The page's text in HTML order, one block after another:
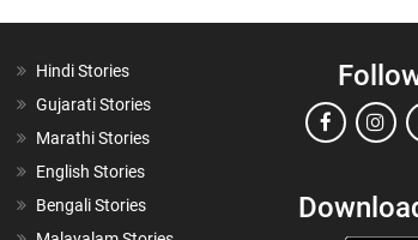
Hindi Stories
Gujarati Stories
Marathi Stories
English Stories
Bengali Stories